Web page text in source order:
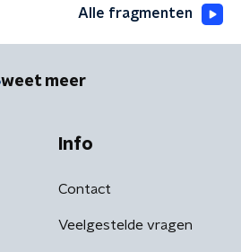
Alle fragmenten
weet meer
Info
Contact
Veelgestelde vragen